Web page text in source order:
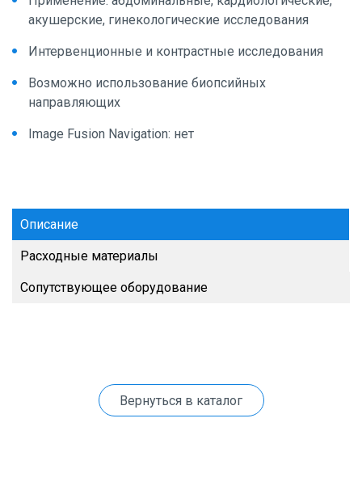
акушерские, гинекологические исследования
Интервенционные и контрастные исследования
Возможно использование биопсийных
направляющих
Image Fusion Navigation: нет
Описание
Расходные материалы
Сопутствующее оборудование
Вернуться в каталог